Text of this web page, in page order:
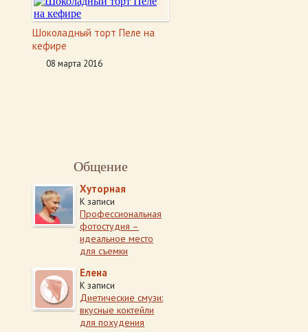
Шоколадный торт Пеле на
кефире
08 марта 2016
Общение
Хуторная
К записи
Профессиональная
фотостудия –
идеальное место
для съемки
Елена
К записи
Диетические смузи:
вкусные коктейли
для похудения